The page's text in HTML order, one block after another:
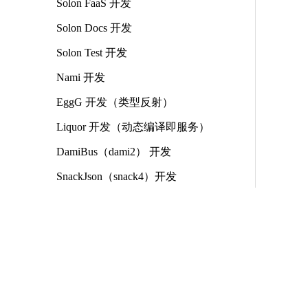
Solon FaaS 开发
Solon Docs 开发
Solon Test 开发
Nami 开发
EggG 开发（类型反射）
Liquor 开发（动态编译即服务）
DamiBus（dami2） 开发
SnackJson（snack4）开发